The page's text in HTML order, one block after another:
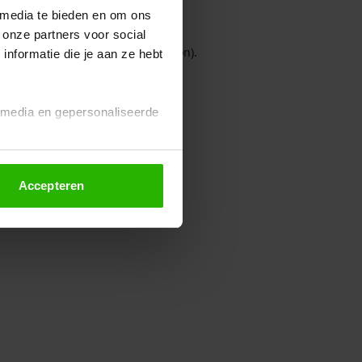
te bieden en om ons
partners voor social
die je aan ze hebt
en gepersonaliseerde
altijd wijzigen of
Accepteren
console for more information).